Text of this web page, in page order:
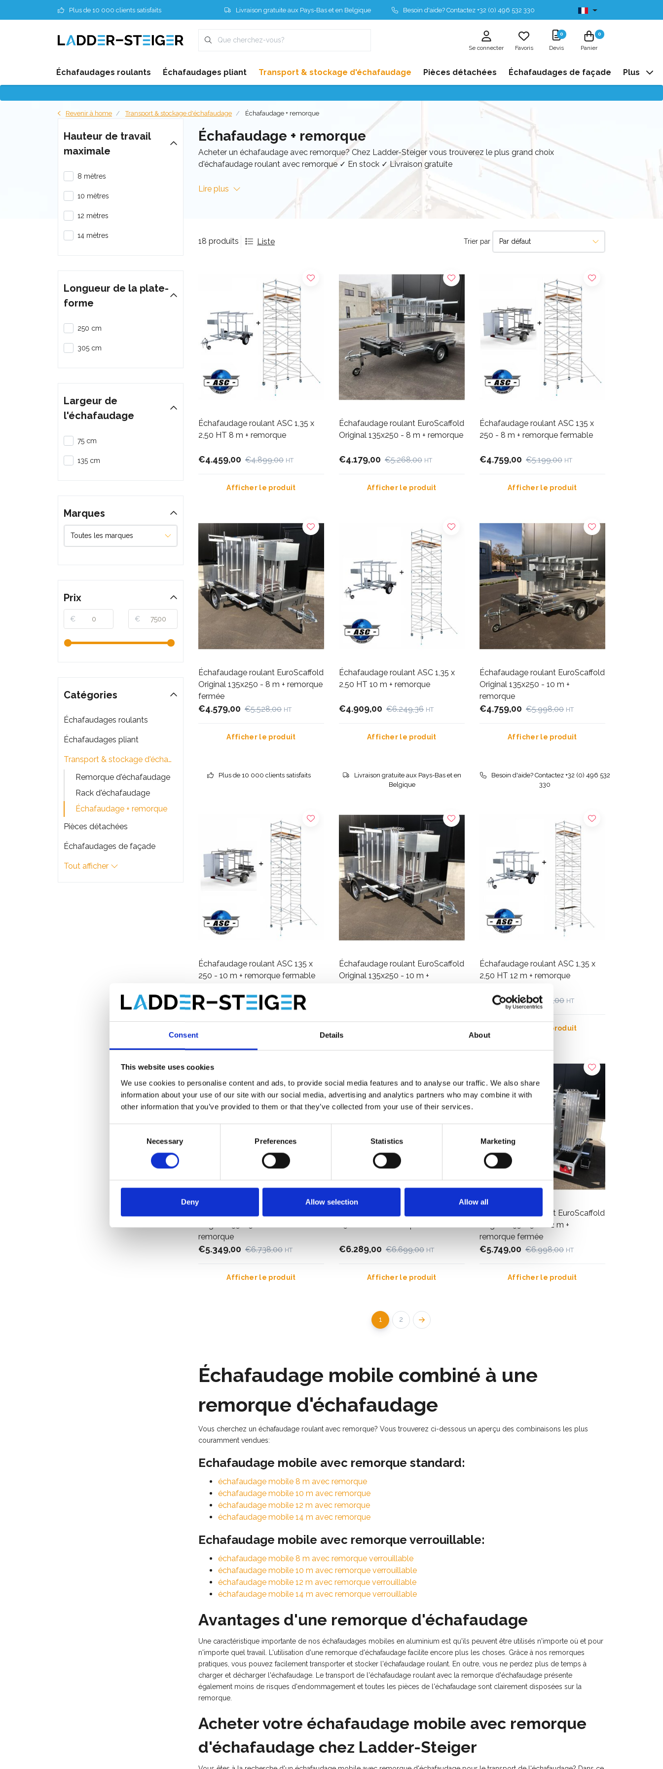
Consent Details About
This website uses cookies
We use cookies to personalise content and ads, to provide social media features and to analyse our traffic. We also share
information about your use of our site with our social media, advertising and analytics partners who may combine it with
other information that you’ve provided to them or that they’ve collected from your use of their services.
Necessary Preferences Statistics Marketing
Deny Allow selection Allow all
Plus de 10 000 clients satisfaits Livraison gratuite aux Pays-Bas et en Belgique Besoin d'aide? Contactez +32 (0) 496 532 330 Disponibles de stock
Se connecter Favoris
0
Devis
0
Panier
Échafaudages roulants Échafaudages pliant Transport & stockage d'échafaudage Pièces détachées Échafaudages de façade Plus
Revenir à home Transport & stockage d'échafaudage Échafaudage + remorque
Échafaudage + remorque
Acheter un échafaudage avec remorque? Chez Ladder-Steiger vous trouverez le plus grand choix
d'échafaudage roulant avec remorque ✓ En stock ✓ Livraison gratuite
Lire plus
18 produits Liste Trier par
Échafaudage roulant ASC 1,35 x
2,50 HT 8 m + remorque
€4.459,00 €4.899,00 HT
Afficher le produit
Échafaudage roulant EuroScaffold
Original 135x250 - 8 m + remorque
€4.179,00 €5.268,00 HT
Afficher le produit
Échafaudage roulant ASC 135 x
250 - 8 m + remorque fermable
€4.759,00 €5.199,00 HT
Afficher le produit
Échafaudage roulant EuroScaffold
Original 135x250 - 8 m + remorque
fermée
€4.579,00 €5.528,00 HT
Afficher le produit
Échafaudage roulant ASC 1,35 x
2,50 HT 10 m + remorque
€4.909,00 €6.249,36 HT
Afficher le produit
Échafaudage roulant EuroScaffold
Original 135x250 - 10 m +
remorque
€4.759,00 €5.998,00 HT
Afficher le produit
Plus de 10 000 clients satisfaits
Livraison gratuite aux Pays-Bas et en
Belgique
Besoin d'aide? Contactez +32 (0) 496 532
330
Échafaudage roulant ASC 135 x
250 - 10 m + remorque fermable
€5.209,00 €5.599,00 HT
Échafaudage roulant EuroScaffold
Original 135x250 - 10 m +
Échafaudage roulant ASC 1,35 x
2,50 HT 12 m + remorque
€5.989,00 €6.399,00 HT
Afficher le produit
Échafaudage roulant EuroScaffold
Original 135x250 - 12 m +
remorque
€5.349,00 €6.738,00 HT
Afficher le produit
Échafaudage roulant ASC 135 x
250 - 12 m + remorque fermable
€6.289,00 €6.699,00 HT
Afficher le produit
Échafaudage roulant EuroScaffold
Original 135x250 - 12 m +
remorque fermée
€5.749,00 €6.998,00 HT
Afficher le produit
1 2
Échafaudage mobile combiné à une
remorque d'échafaudage
Vous cherchez un échafaudage roulant avec remorque? Vous trouverez ci-dessous un aperçu des combinaisons les plus
couramment vendues:
Echafaudage mobile avec remorque standard:
échafaudage mobile 8 m avec remorque
échafaudage mobile 10 m avec remorque
échafaudage mobile 12 m avec remorque
échafaudage mobile 14 m avec remorque
Echafaudage mobile avec remorque verrouillable:
échafaudage mobile 8 m avec remorque verrouillable
échafaudage mobile 10 m avec remorque verrouillable
échafaudage mobile 12 m avec remorque verrouillable
échafaudage mobile 14 m avec remorque verrouillable
Avantages d'une remorque d'échafaudage
Une caractéristique importante de nos échafaudages mobiles en aluminium est qu'ils peuvent être utilisés n'importe où et pour
n'importe quel travail. L'utilisation d'une remorque d'échafaudage facilite encore plus les choses. Grâce à nos remorques
pratiques, vous pouvez facilement transporter et stocker l'échafaudage roulant. En outre, vous ne perdez plus de temps à
charger et décharger l'échafaudage. Le transport de l'échafaudage roulant avec la remorque d'échafaudage présente
également moins de risques d'endommagement et toutes les pièces de l'échafaudage sont clairement disposées sur la
remorque.
Acheter votre échafaudage mobile avec remorque
d'échafaudage chez Ladder-Steiger
Hauteur de travail
maximale
8 mètres
10 mètres
12 mètres
14 mètres
Longueur de la plate-
forme
250 cm
305 cm
Largeur de
l'échafaudage
75 cm
135 cm
Marques
Prix
€ €
Catégories
Échafaudages roulants
Échafaudages pliant
Transport & stockage d'échafaudage
Remorque d'échafaudage
Rack d'échafaudage
Échafaudage + remorque
Pièces détachées
Échafaudages de façade
Tout afficher